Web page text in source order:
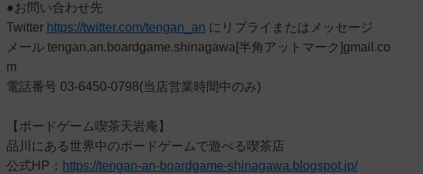
●お問い合わせ先
Twitter https://twitter.com/tengan_an にリプライまたはメッセージ
メール tengan.an.boardgame.shinagawa[半角アットマーク]gmail.co
m
電話番号 03-6450-0798(当店営業時間中のみ)
【ボードゲーム喫茶天岩庵】
品川にある世界中のボードゲームで遊べる喫茶店
公式HP： https://tengan-an-boardgame-shinagawa.blogspot.jp/